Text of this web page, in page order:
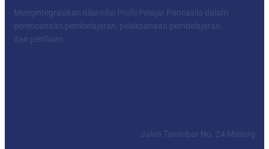
Mengintegrasikan nilai-nilai Profil Pelajar Pancasila dalam
perencanaan pembelajaran, pelaksanaan pembelajaran,
dan penilaian
Jalan Tanimbar No. 24 Malang